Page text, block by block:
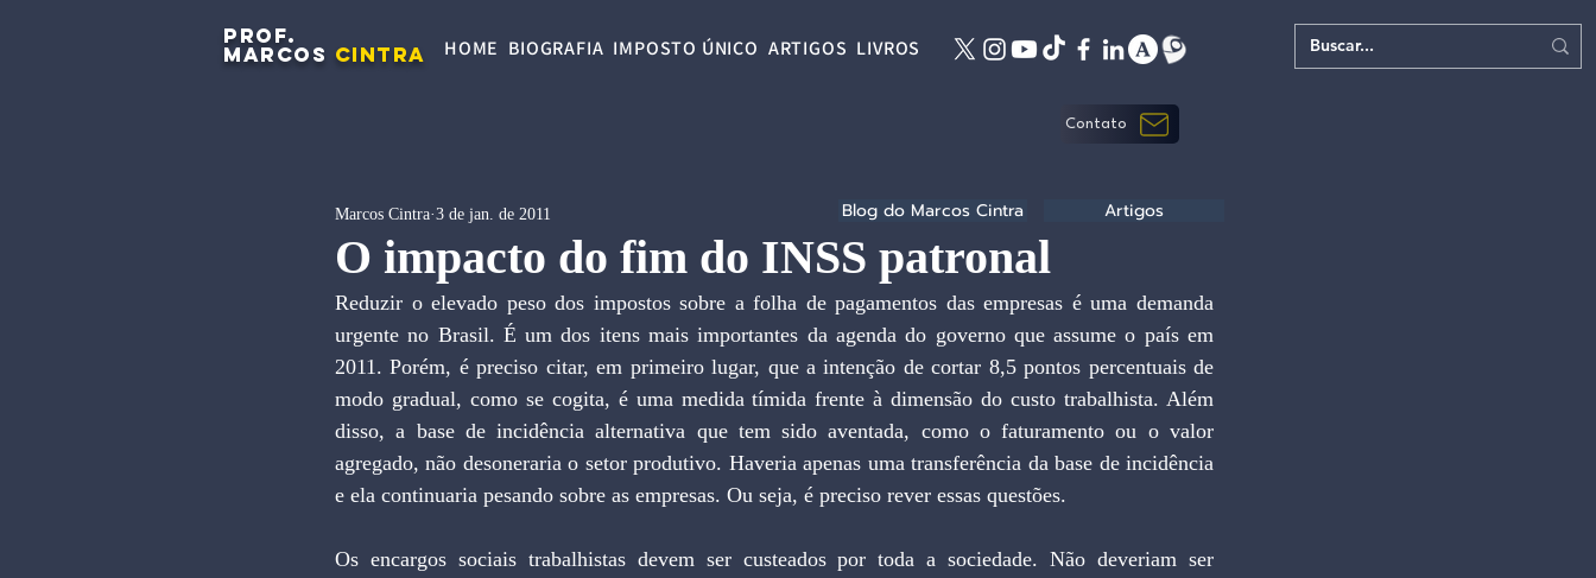
PROF.
MARCOS CINTRA HOME BIOGRAFIA IMPOSTO ÚNICO ARTIGOS LIVROS
Contato
O impacto do fim do INSS patronal
Marcos Cintra 3 de jan. de 2011
Reduzir o elevado peso dos impostos sobre a folha de pagamentos das empresas é uma demanda
urgente no Brasil. É um dos itens mais importantes da agenda do governo que assume o país em
2011. Porém, é preciso citar, em primeiro lugar, que a intenção de cortar 8,5 pontos percentuais de
modo gradual, como se cogita, é uma medida tímida frente à dimensão do custo trabalhista. Além
disso, a base de incidência alternativa que tem sido aventada, como o faturamento ou o valor
agregado, não desoneraria o setor produtivo. Haveria apenas uma transferência da base de incidência
e ela continuaria pesando sobre as empresas. Ou seja, é preciso rever essas questões.
Os encargos sociais trabalhistas devem ser custeados por toda a sociedade. Não deveriam ser
Blog do Marcos Cintra Artigos